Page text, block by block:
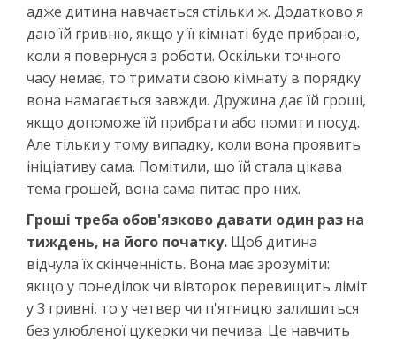
адже дитина навчається стільки ж. Додатково я
даю їй гривню, якщо у її кімнаті буде прибрано,
коли я повернуся з роботи. Оскільки точного
часу немає, то тримати свою кімнату в порядку
вона намагається завжди. Дружина дає їй гроші,
якщо допоможе їй прибрати або помити посуд.
Але тільки у тому випадку, коли вона проявить
ініціативу сама. Помітили, що їй стала цікава
тема грошей, вона сама питає про них.
Гроші треба обов'язково давати один раз на
тиждень, на його початку. Щоб дитина
відчула їх скінченність. Вона має зрозуміти:
якщо у понеділок чи вівторок перевищить ліміт
у 3 гривні, то у четвер чи п'ятницю залишиться
без улюбленої цукерки чи печива. Це навчить